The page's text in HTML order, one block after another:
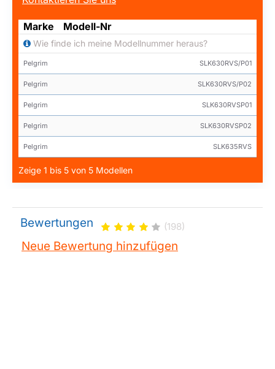
Marke Modell-Nr
Wie finde ich meine Modellnummer heraus?
Pelgrim SLK630RVS/P01
Pelgrim SLK630RVS/P02
Pelgrim SLK630RVSP01
Pelgrim SLK630RVSP02
Pelgrim SLK635RVS
Zeige 1 bis 5 von 5 Modellen
Bewertungen (198)
Neue Bewertung hinzufügen